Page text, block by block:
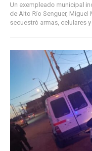
Un exempleado municipal
de Alto Río Senguer,
secuestró armas, celulares